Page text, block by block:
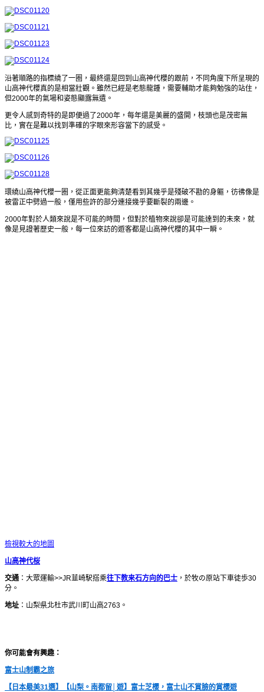
沿著順路的指標繞了一圈，最終還是回到山高神代櫻的跟前，不同角度下所呈現的
山高神代櫻真的是相當壯觀。雖然已經是老態龍鍾，需要輔助才能夠勉強的站住，
但2000年的氣場和姿態顯露無遺。
更令人感到奇特的是即便過了2000年，每年還是美麗的盛開，枝頭也是茂密無
比，實在是難以找到準確的字眼來形容當下的感受。
環繞山高神代櫻一圈，從正面更能夠清楚看到其幾乎是殘破不勘的身軀，彷彿像是
被雷正中劈過一般，僅用些許的部分連接幾乎要斷裂的兩邊。
2000年對於人類來說是不可能的時間，但對於植物來說卻是可能達到的未來，就
像是見證著歷史一般，每一位來訪的遊客都是山高神代櫻的其中一瞬。
檢視較大的地圖
山高神代桜
交通：大眾運輸>>JR韮崎駅搭乘往下教来石方向的巴士 ，於牧の原站下車徒歩30
分。
地址 ：山梨県北杜市武川町山高2763。
你可能會有興趣：
富士山制霸之旅
【日本最美31選】【山梨。南都留│遊】富士芝櫻，富士山不賞臉的賞櫻遊